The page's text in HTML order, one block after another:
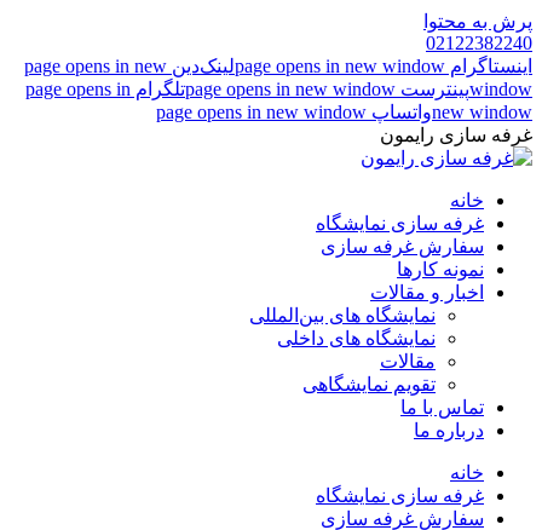
پرش به محتوا
02122382240
اینستاگرام page opens in new window
لینک‌دین page opens in new
windowپینترست page opens in new window
تلگرام page opens in
new windowواتساپ page opens in new window
غرفه سازی رایمون
خانه
غرفه سازی نمایشگاه
سفارش غرفه سازی
نمونه کارها
اخبار و مقالات
نمایشگاه های بین‌المللی
نمایشگاه های داخلی
مقالات
تقویم نمایشگاهی
تماس با ما
درباره ما
خانه
غرفه سازی نمایشگاه
سفارش غرفه سازی